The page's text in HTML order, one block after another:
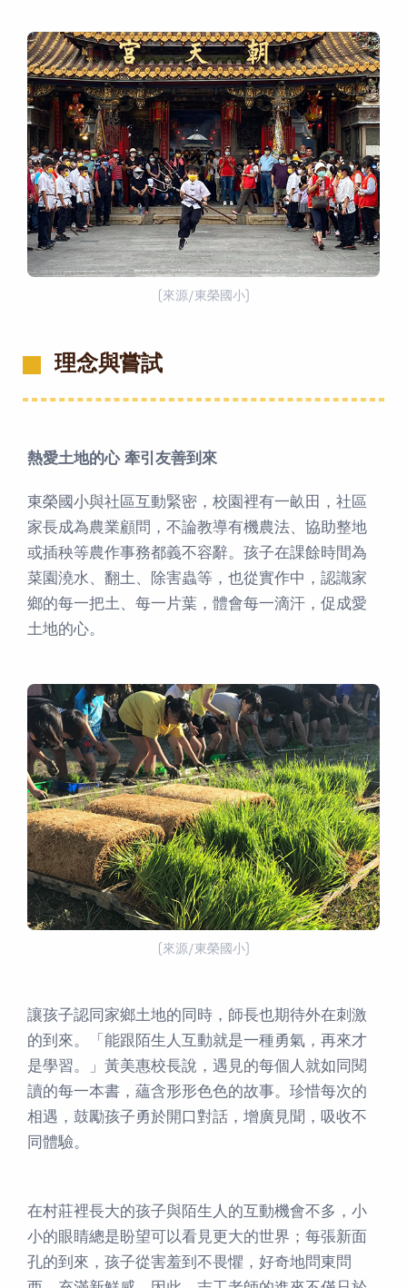
(來源/東榮國小)
理念與嘗試
熱愛土地的心 牽引友善到來
東榮國小與社區互動緊密，校園裡有一畝田，社區
家長成為農業顧問，不論教導有機農法、協助整地
或插秧等農作事務都義不容辭。孩子在課餘時間為
菜園澆水、翻土、除害蟲等，也從實作中，認識家
鄉的每一把土、每一片葉，體會每一滴汗，促成愛
土地的心。
(來源/東榮國小)
讓孩子認同家鄉土地的同時，師長也期待外在刺激
的到來。「能跟陌生人互動就是一種勇氣，再來才
是學習。」黃美惠校長說，遇見的每個人就如同閱
讀的每一本書，蘊含形形色色的故事。珍惜每次的
相遇，鼓勵孩子勇於開口對話，增廣見聞，吸收不
同體驗。
在村莊裡長大的孩子與陌生人的互動機會不多，小
小的眼睛總是盼望可以看見更大的世界；每張新面
孔的到來，孩子從害羞到不畏懼，好奇地問東問